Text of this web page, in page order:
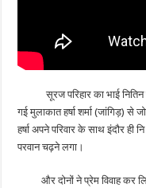
सूरज परिहार का भाई नितिन
गई मुलाकात हर्षा शर्मा (जांगिड़)
हर्षा अपने परिवार के साथ इंदौर ही
परवान चढ़ने लगा।
और दोनों ने प्रेम विवाह कर